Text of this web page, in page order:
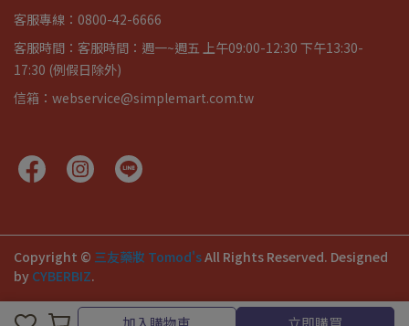
客服專線：0800-42-6666
客服時間：客服時間：週一~週五 上午09:00-12:30 下午13:30-
17:30 (例假日除外)
信箱：webservice@simplemart.com.tw
Copyright © 三友藥妝 Tomod'sAll Rights Reserved. Designed
by CYBERBIZ.